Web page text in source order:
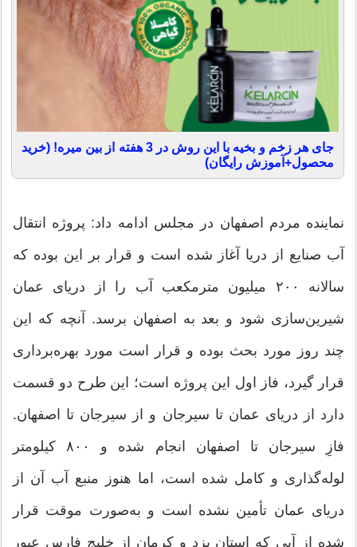
جای هر زخم و بخیه با این روش در 3 هفته از بین میره! (خرید
محصول+آموزش رایگان)
نماینده مردم اصفهان در مجلس ادامه داد: پروژه انتقال
آب صنایع از دریا آغاز شده است و قرار بر این بوده که
سالانه ۲۰۰ میلیون مترمکعب آب را از دریای عمان
شیرین‌سازی شود و بعد به اصفهان برسد. آنچه که این
چند روز مورد بحث بوده و قرار است مورد بهره‌برداری
قرار گیرد، فاز اول این پروژه است؛ این طرح دو قسمت
دارد از دریای عمان تا سیرجان و از سیرجان تا اصفهان.
فازِ سیرجان تا اصفهان انجام شده و ۸۰۰ کیلومتر
لوله‌گذاری و کامل شده است، اما هنوز منبع آب آن از
دریای عمان تأمین نشده است و به‌صورت موقت قرار
شده از آبی که استان یزد و کرمان از خلیج فارس عبور